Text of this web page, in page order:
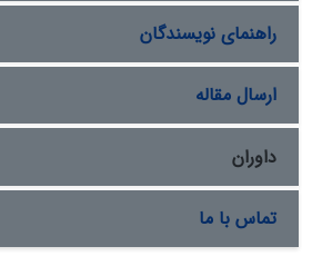
همبستگی دبی‌های دیداری و
مدل SRM کلاسیک به میزان 3/9 درصد بهبود بخشید.
راهنمای نویسندگان
ارسال مقاله
داوران
تماس با ما